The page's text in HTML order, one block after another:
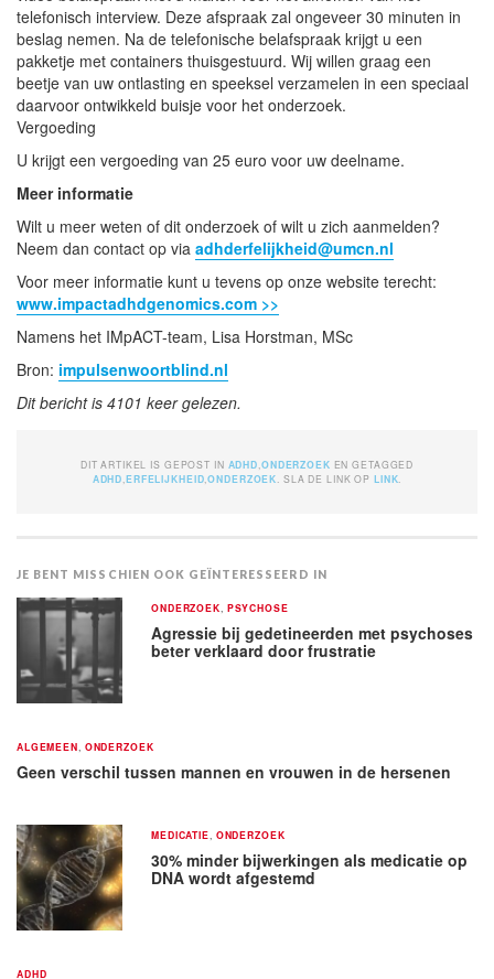
telefonisch interview. Deze afspraak zal ongeveer 30 minuten in
beslag nemen. Na de telefonische belafspraak krijgt u een
pakketje met containers thuisgestuurd. Wij willen graag een
beetje van uw ontlasting en speeksel verzamelen in een speciaal
daarvoor ontwikkeld buisje voor het onderzoek.
Vergoeding
U krijgt een vergoeding van 25 euro voor uw deelname.
Meer informatie
Wilt u meer weten of dit onderzoek of wilt u zich aanmelden?
Neem dan contact op via adhderfelijkheid@umcn.nl
Voor meer informatie kunt u tevens op onze website terecht:
www.impactadhdgenomics.com >>
Namens het IMpACT-team, Lisa Horstman, MSc
Bron: impulsenwoortblind.nl
Dit bericht is 4101 keer gelezen.
DIT ARTIKEL IS GEPOST IN ADHD ONDERZOEK EN GETAGGED
ADHD ,ERFELIJKHEID ,ONDERZOEK . SLA DE LINK OP LINK
JE BENT MISSCHIEN OOK GEÏNTERESSEERD IN
ONDERZOEK PSYCHOSE
Agressie bij gedetineerden met psychoses
beter verklaard door frustratie
ALGEMEEN ONDERZOEK
Geen verschil tussen mannen en vrouwen in de hersenen
MEDICATIE ONDERZOEK
30% minder bijwerkingen als medicatie op
DNA wordt afgestemd
ADHD